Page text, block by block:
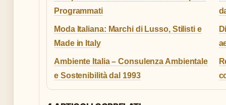
Programmati
Moda Italiana: Marchi di Lusso, Stilisti e
Made in Italy
Ambiente Italia – Consulenza Ambientale
e Sostenibilità dal 1993